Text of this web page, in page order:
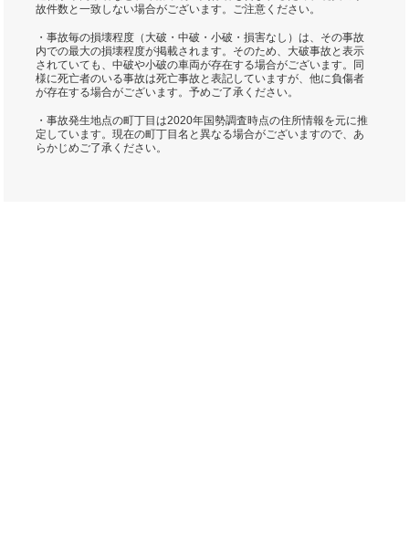
故件数と一致しない場合がございます。ご注意ください。
・事故毎の損壊程度（大破・中破・小破・損害なし）は、その事故
内での最大の損壊程度が掲載されます。そのため、大破事故と表示
されていても、中破や小破の車両が存在する場合がございます。同
様に死亡者のいる事故は死亡事故と表記していますが、他に負傷者
が存在する場合がございます。予めご了承ください。
・事故発生地点の町丁目は2020年国勢調査時点の住所情報を元に推
定しています。現在の町丁目名と異なる場合がございますので、あ
らかじめご了承ください。